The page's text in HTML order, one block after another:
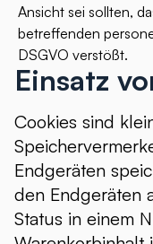
Ansicht sei sollten,
betreffenden
DSGVO verstößt.
Einsatz
Cookies sind
Endgeräten
den Endgeräten
Status in einem